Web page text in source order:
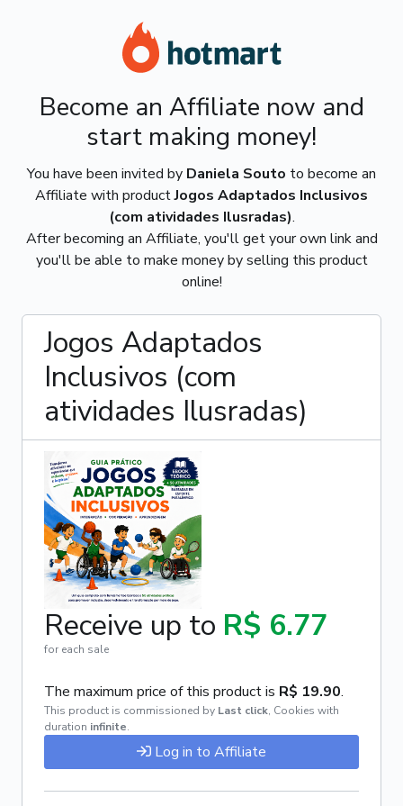
Become an Affiliate now and
start making money!
You have been invited by Daniela Souto to become an
Affiliate with productJogos Adaptados Inclusivos
(com atividades Ilusradas).
After becoming an Affiliate, you'll get your own link and
you'll be able to make money by selling this product
online!
Jogos Adaptados
Inclusivos (com
atividades Ilusradas)
Receive up to R$ 6.77
for each sale
The maximum price of this product is R$ 19.90.
This product is commissioned by Last click, Cookies with
duration infinite.
Log in to Affiliate